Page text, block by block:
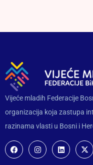
Vijeće mladih Federacije
organizacija koja zastupa
razinama vlasti u Bosni i